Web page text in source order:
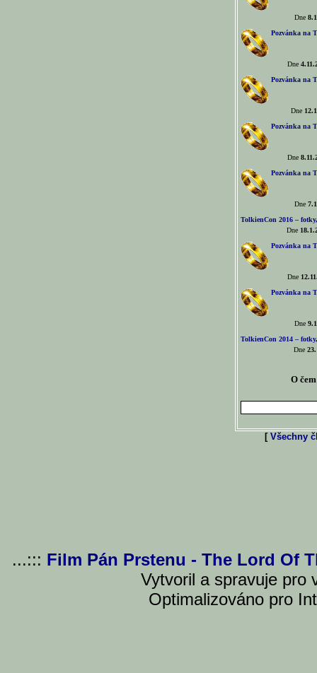
Dne
Pozvánka na
Dne
Pozvánka na
Dne
Pozvánka na
Dne
Pozvánka na
Dne
TolkienCon 2016 –
Dne
Pozvánka na
Dne
Pozvánka na
Dne
TolkienCon 2014 –
Dne
O
[ Všechny
...::: Film Pán Prstenu - The Lord Of
Vytvoril a spravuje pro
Optimalizováno pro